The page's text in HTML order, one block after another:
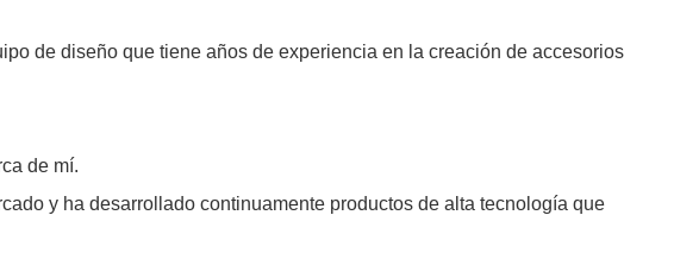
de diseño que tiene años de experiencia en la creación de accesorios
de mí.
y ha desarrollado continuamente productos de alta tecnología que